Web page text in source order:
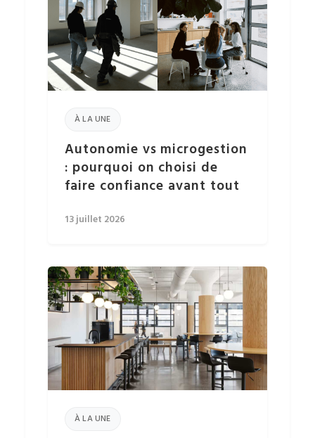
À LA UNE
Autonomie vs microgestion
: pourquoi on choisi de
faire confiance avant tout
13 juillet 2026
À LA UNE